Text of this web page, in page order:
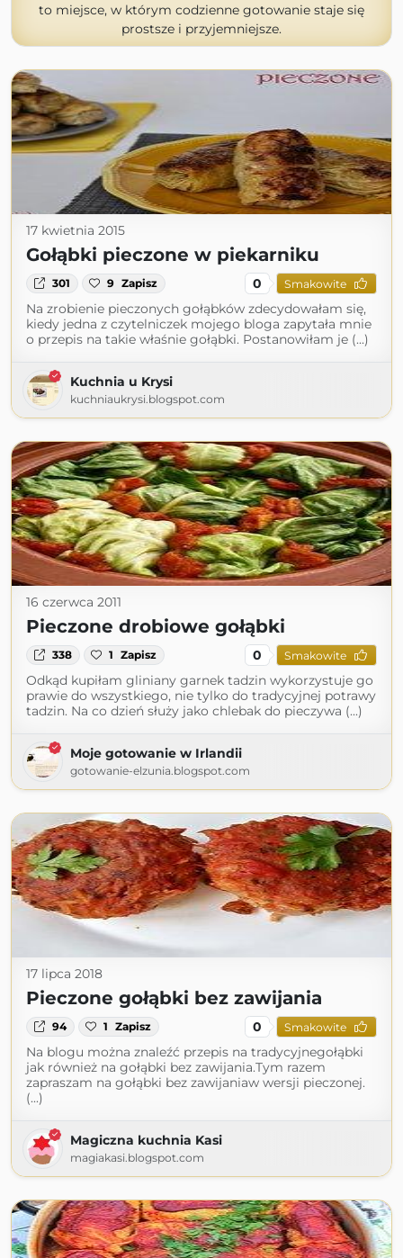
to miejsce, w którym codzienne gotowanie staje się
prostsze i przyjemniejsze.
17 kwietnia 2015
Gołąbki pieczone w piekarniku
301 9 Zapisz 0 Smakowite
Na zrobienie pieczonych gołąbków zdecydowałam się,
kiedy jedna z czytelniczek mojego bloga zapytała mnie
o przepis na takie właśnie gołąbki. Postanowiłam je (...)
Kuchnia u Krysi
kuchniaukrysi.blogspot.com
16 czerwca 2011
Pieczone drobiowe gołąbki
338 1 Zapisz 0 Smakowite
Odkąd kupiłam gliniany garnek tadzin wykorzystuje go
prawie do wszystkiego, nie tylko do tradycyjnej potrawy
tadzin. Na co dzień służy jako chlebak do pieczywa (...)
Moje gotowanie w Irlandii
gotowanie-elzunia.blogspot.com
17 lipca 2018
Pieczone gołąbki bez zawijania
94 1 Zapisz 0 Smakowite
Na blogu można znaleźć przepis na tradycyjnegołąbki
jak również na gołąbki bez zawijania.Tym razem
zapraszam na gołąbki bez zawijaniaw wersji pieczonej.
(...)
Magiczna kuchnia Kasi
magiakasi.blogspot.com